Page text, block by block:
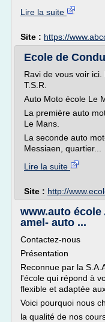
Lire la suite
Site : https://
Ecole de
Ravi de vous voir
T.S.R.
Auto Moto école Le
La première auto
Le Mans.
La seconde auto
Messiaen, quartier...
Lire la suite
Site : http://
www.auto
amel- auto ...
Contactez-nous
Présentation
Reconnue par la
l'école qui répond à
flexible et adaptée
Voici pourquoi nous
la qualité de nos